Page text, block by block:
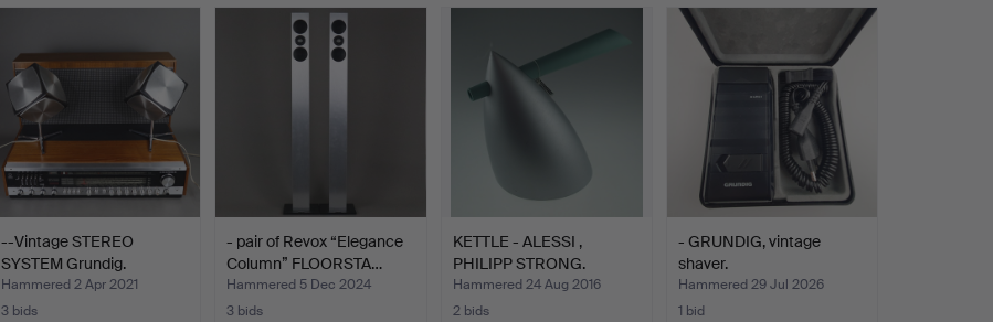
--Vintage STEREO
SYSTEM Grundig.
Hammered 2 Apr 2021
3 bids
- pair of Revox “Elegance
Column” FLOORSTA…
Hammered 5 Dec 2024
3 bids
KETTLE - ALESSI ,
PHILIPP STRONG.
Hammered 24 Aug 2016
2 bids
- GRUNDIG, vintage
shaver.
Hammered 29 Jul 2026
1 bid